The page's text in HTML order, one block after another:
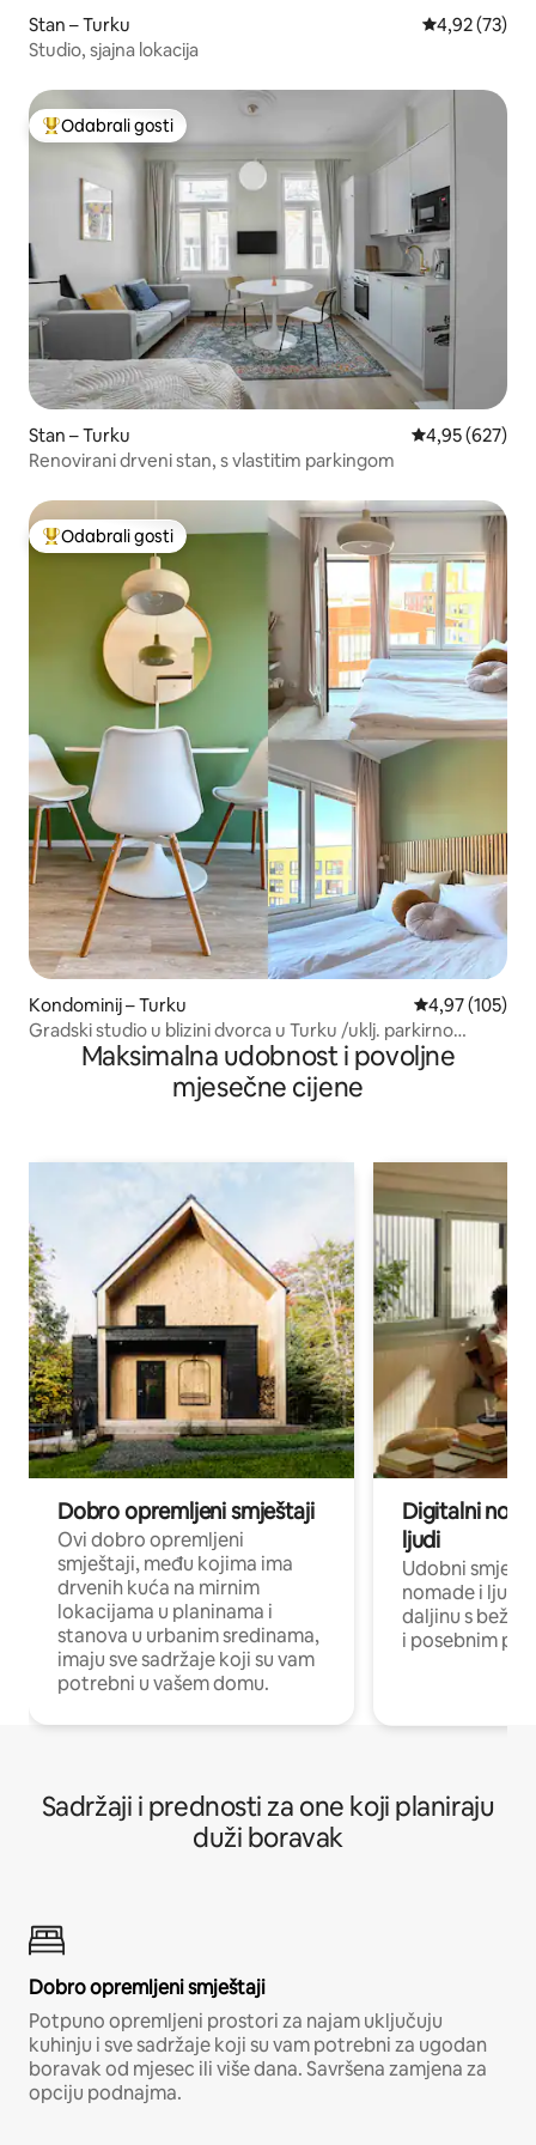
Stan – Turku Prosječna
4,92 (73)
Studio, sjajna lokacija
Među najviše rangiranima s oznakom „Odabrali gosti”
Odabrali gosti
Stan – Turku Prosječna
4,95 (627)
Renovirani drveni stan, s vlastitim parkingom
Među najviše rangiranima s oznakom „Odabrali gosti”
Odabrali gosti
Kondominij – Turku Prosječna
4,97 (105)
Gradski studio u blizini dvorca u Turku /uklj. parkirno
mjestoMaksimalna udobnost i povoljne
mjesečne cijene
Dobro opremljeni smještaji
Ovi dobro opremljeni
smještaji, među kojima ima
drvenih kuća na mirnim
lokacijama u planinama i
stanova u urbanim sredinama,
imaju sve sadržaje koji su vam
potrebni u vašem domu.
Digitalni
ljudi
Udobni
nomade i ljude
daljinu s
i posebnim
Sadržaji i prednosti za one koji planiraju
duži boravak
Dobro opremljeni smještaji
Potpuno opremljeni prostori za najam uključuju
kuhinju i sve sadržaje koji su vam potrebni za ugodan
boravak od mjesec ili više dana. Savršena zamjena za
opciju podnajma.